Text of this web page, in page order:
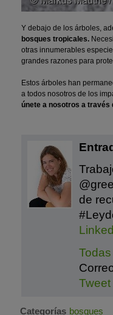
Y debajo de los árboles,
bosques tropicales.
otras innumerables
grandes razones para
Estos árboles han
a todos nosotros de los
únete a nosotros a través
de
Categorías bosques